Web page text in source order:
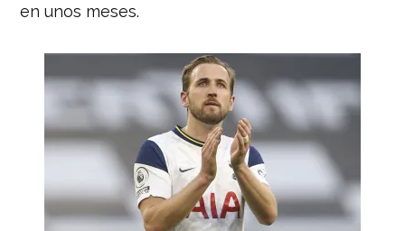
en unos meses.